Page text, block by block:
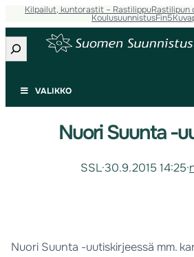
Kilpailut, kuntorastit – RastilippuRastilipun
KoulusuunnistusFin5
Etsi
VALIKKO
Nuori Suunta -
SSL·30.9.2015 14:25·
Nuori Suunta -uutiskirjeessä mm.